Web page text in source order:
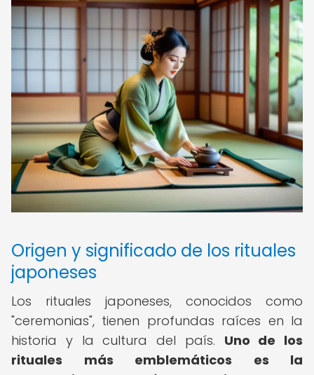
Origen y significado de los rituales
japoneses
Los rituales japoneses, conocidos como
"ceremonias", tienen profundas raíces en la
historia y la cultura del país. Uno de los
rituales más emblemáticos es la